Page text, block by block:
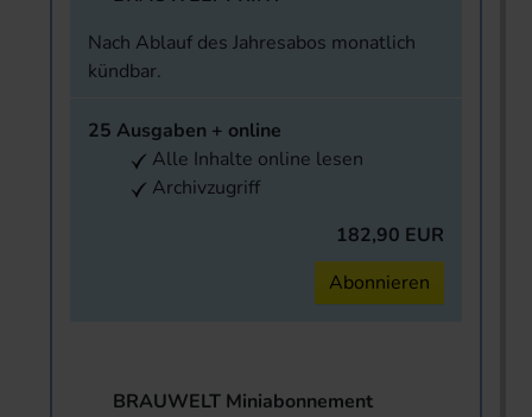
Nach Ablauf des Jahresabos monatlich
kündbar.
25 Ausgaben + online
Alle Inhalte online lesen
Archivzugriff
182,90 EUR
Abonnieren
BRAUWELT Miniabonnement